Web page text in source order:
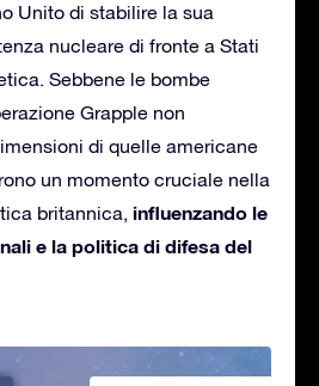
Unito di stabilire la sua
nucleare di fronte a Stati
Sebbene le bombe
Grapple non
di quelle americane
un momento cruciale nella
britannica, influenzando le
e la politica di difesa del